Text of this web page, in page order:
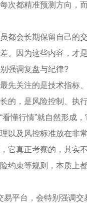
次都精准预测方向，
都会长期保留自己的
。因为这些内容，才
强调复盘与纪律?
先关注的是技术指标
的，是风险控制、执
懂行情”就自然形成
以及风控标准放在非
它真正考察的，其实
约束等规则，本质上
易平台，会特别强调